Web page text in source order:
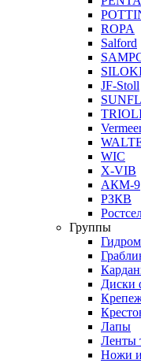
ROPA
Salford
JF-Stoll
WIC
X-VIB
АКМ-9
РЗКВ
Группы
Диски
Лапы
Ленты
Ножи